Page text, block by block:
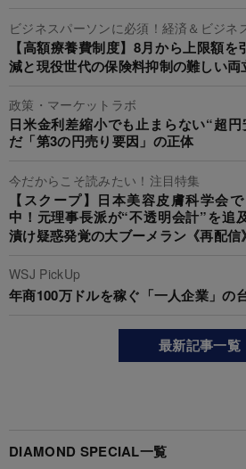
ビジネスパーソンに必須！経済＆ビジネ
【高額療養費制度】8月から上限額
減と現役世代の保険料抑制の難しい両
政策・マーケットラボ
日米金利差縮小でも止まらない“超
だ「第3の円売り要因」の正体
今だからこそ読みたい！注目特集
【スクープ】日本美容皮膚科学会
中！元理事長派が“不透明会計”を追
漬け疑惑発覚の大ブーメラン《再配信》
WSJ PickUp
年商100万ドルを稼ぐ「一人企業」の
最新記事一覧
DIAMOND SPECIAL一覧